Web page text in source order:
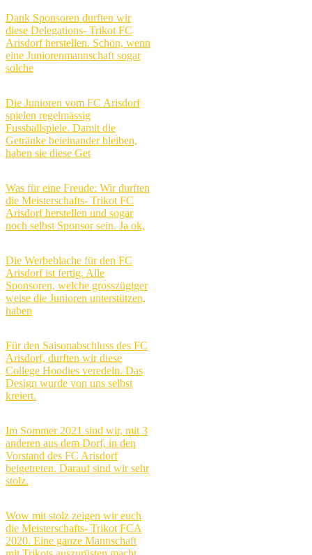
Dank Sponsoren durften wir
diese Delegations- Trikot FC
Arisdorf herstellen. Schön, wenn
eine Juniorenmannschaft sogar
solche
Die Junioren vom FC Arisdorf
spielen regelmässig
Fussballspiele. Damit die
Getränke beieinander bleiben,
haben sie diese Get
Was für eine Freude: Wir durften
die Meisterschafts- Trikot FC
Arisdorf herstellen und sogar
noch selbst Sponsor sein. Ja ok,
Die Werbeblache für den FC
Arisdorf ist fertig. Alle
Sponsoren, welche grosszügiger
weise die Junioren unterstützen,
haben
Für den Saisonabschluss des FC
Arisdorf, durften wir diese
College Hoodies veredeln. Das
Design wurde von uns selbst
kreiert.
Im Sommer 2021 sind wir, mit 3
anderen aus dem Dorf, in den
Vorstand des FC Arisdorf
beigetreten. Darauf sind wir sehr
stolz.
Wow mit stolz zeigen wir euch
die Meisterschafts- Trikot FCA
2020. Eine ganze Mannschaft